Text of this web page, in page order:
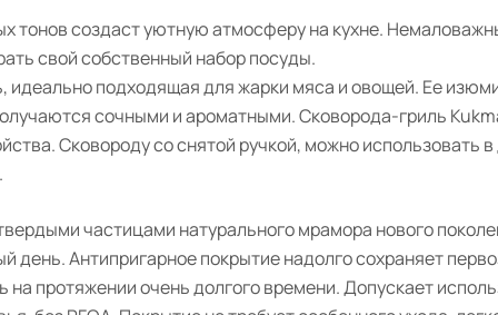
тонов создаст уютную атмосферу на кухне.
свой собственный набор посуды.
идеально подходящая для жарки мяса и овощей. Ее
сочными и ароматными. Сковорода-гриль
Сковороду со снятой ручкой, можно использовать
частицами натурального мрамора нового
день. Антипригарное покрытие надолго сохраняет
протяжении очень долгого времени. Допускает